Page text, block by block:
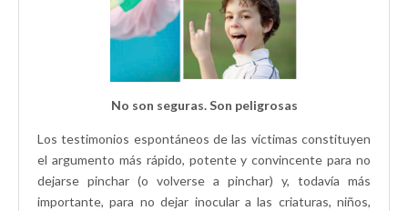
No son seguras. Son peligrosas
Los testimonios espontáneos de las víctimas constituyen
el argumento más rápido, potente y convincente para no
dejarse pinchar (o volverse a pinchar) y, todavía más
importante, para no dejar inocular a las criaturas, niños,